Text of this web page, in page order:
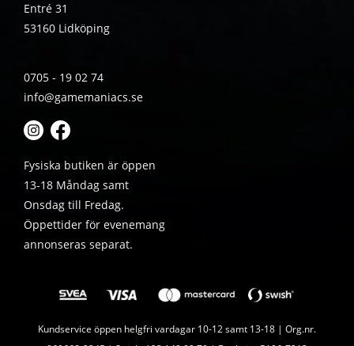
Entré 31
53160 Lidköping
0705 - 19 02 74
info@gamemaniacs.se
Fysiska butiken är öppen
13-18 Måndag samt
Onsdag till Fredag.
Öppettider för evenemang
annonseras separat.
Kundservice öppen helgfri vardagar 10-12 samt 13-18 | Org.nr.